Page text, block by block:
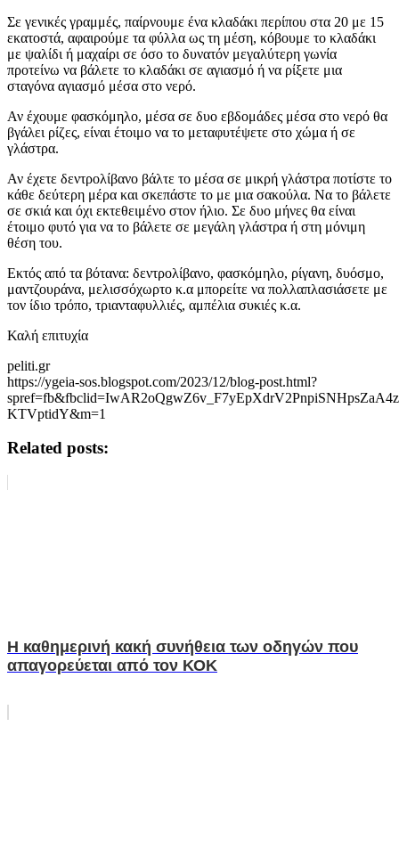
Σε γενικές γραμμές, παίρνουμε ένα κλαδάκι περίπου στα 20 με 15
εκατοστά, αφαιρούμε τα φύλλα ως τη μέση, κόβουμε το κλαδάκι
με ψαλίδι ή μαχαίρι σε όσο το δυνατόν μεγαλύτερη γωνία
προτείνω να βάλετε το κλαδάκι σε αγιασμό ή να ρίξετε μια
σταγόνα αγιασμό μέσα στο νερό.
Αν έχουμε φασκόμηλο, μέσα σε δυο εβδομάδες μέσα στο νερό θα
βγάλει ρίζες, είναι έτοιμο να το μεταφυτέψετε στο χώμα ή σε
γλάστρα.
Αν έχετε δεντρολίβανο βάλτε το μέσα σε μικρή γλάστρα ποτίστε το
κάθε δεύτερη μέρα και σκεπάστε το με μια σακούλα. Να το βάλετε
σε σκιά και όχι εκτεθειμένο στον ήλιο. Σε δυο μήνες θα είναι
έτοιμο φυτό για να το βάλετε σε μεγάλη γλάστρα ή στη μόνιμη
θέση του.
Εκτός από τα βότανα: δεντρολίβανο, φασκόμηλο, ρίγανη, δυόσμο,
μαντζουράνα, μελισσόχωρτο κ.α μπορείτε να πολλαπλασιάσετε με
τον ίδιο τρόπο, τριανταφυλλιές, αμπέλια συκιές κ.α.
Καλή επιτυχία
peliti.gr
https://ygeia-sos.blogspot.com/2023/12/blog-post.html?
KTVptidY&m=1
Related posts:
Η καθημερινή κακή συνήθεια των οδηγών που
απαγορεύεται από τον ΚΟΚ